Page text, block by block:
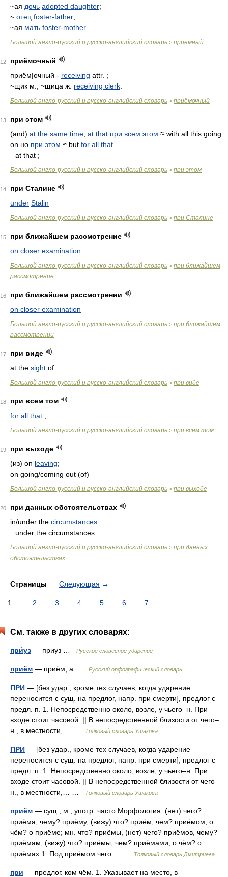
~ая дочь adopted daughter;
~ отец foster-father;
~ая мать foster-mother.
Большой англо-русский и русско-английский словарь > приёмный
12
приёмочный
приём|очный - receiving attr. ;
~щик м., ~щица ж. receiving clerk
Большой англо-русский и русско-английский словарь > приёмочный
13
при этом
(and) at the same time at that при всем этом ≈ with all this going
on но при этом ≈ but for all that
at that ;
Большой англо-русский и русско-английский словарь > при этом
14
при Сталине
under Stalin
Большой англо-русский и русско-английский словарь > при Сталине
15
при ближайшем рассмотрение
on closer examination
Большой англо-русский и русско-английский словарь > при ближайшем
рассмотрение
16
при ближайшем рассмотрении
on closer examination
Большой англо-русский и русско-английский словарь > при ближайшем
рассмотрении
17
при виде
at the sight of
Большой англо-русский и русско-английский словарь > при виде
18
при всем том
for all that ;
Большой англо-русский и русско-английский словарь > при всем том
19
при выходе
(из) on leaving;
on going/coming out (of)
Большой англо-русский и русско-английский словарь > при выходе
20
при данных обстоятельствах
in/under the circumstances
under the circumstances
Большой англо-русский и русско-английский словарь > при данных
обстоятельствах
Страницы Следующая →
1 2 3 4 5 6 7
См. также в других словарях:
при́уз — приуз … Русское словесное ударение
приём — приём, а … Русский орфографический словарь
ПРИ — [без удар., кроме тех случаев, когда ударение
переносится с сущ. на предлог, напр. при смерти], предлог с
предл. п. 1. Непосредственно около, возле, у чьего–н. При
входе стоит часовой. || В непосредственной близости от чего–
н., в местности,… …
Толковый словарь Ушакова
ПРИ — [без удар., кроме тех случаев, когда ударение
переносится с сущ. на предлог, напр. при смерти], предлог с
предл. п. 1. Непосредственно около, возле, у чьего–н. При
входе стоит часовой. || В непосредственной близости от чего–
н., в местности,… …
Толковый словарь Ушакова
приём — сущ., м., употр. часто Морфология: (нет) чего?
приёма, чему? приёму, (вижу) что? приём, чем? приёмом, о
чём? о приёме; мн. что? приёмы, (нет) чего? приёмов, чему?
приёмам, (вижу) что? приёмы, чем? приёмами, о чём? о
приёмах 1. Под приёмом чего… …
Толковый словарь Дмитриева
при — предлог. ком чём. 1. Указывает на место, в